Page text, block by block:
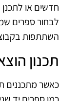
חדשים או
לבחור ספרים
השתתפות
תכנון
כאשר מתכננים